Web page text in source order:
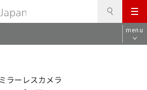
メ
ニ
ュ
menu
ラーレスカメラ